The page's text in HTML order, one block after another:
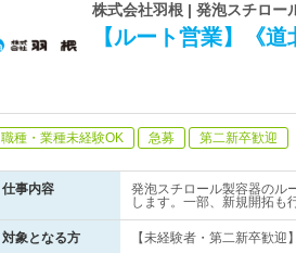
株式会社羽根 | 発泡スチロー
【ルート営業】《
職種・業種未経験OK 急募 第二新卒歓迎
仕事内容
発泡スチロール製容器のル
します。一部、新規開拓も
対象となる方 【未経験者・第二新卒歓